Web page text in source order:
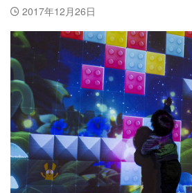
2017年12月26日